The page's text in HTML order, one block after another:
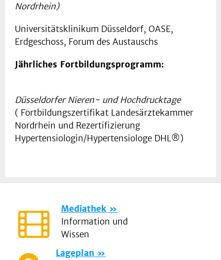
Nordrhein)
Universitätsklinikum Düsseldorf, OASE,
Erdgeschoss, Forum des Austauschs
Jährliches Fortbildungsprogramm:
Düsseldorfer Nieren- und Hochdrucktage
( Fortbildungszertifikat Landesärztekammer
Nordrhein und Rezertifizierung
Hypertensiologin/Hypertensiologe DHL®)
Mediathek
Information und
Wissen
Lageplan